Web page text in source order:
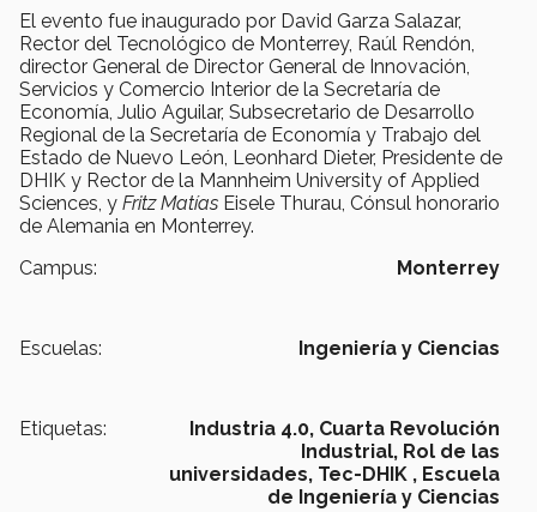
El evento fue inaugurado por David Garza Salazar,
Rector del Tecnológico de Monterrey, Raúl Rendón,
director General de Director General de Innovación,
Servicios y Comercio Interior de la Secretaría de
Economía, Julio Aguilar, Subsecretario de Desarrollo
Regional de la Secretaría de Economía y Trabajo del
Estado de Nuevo León, Leonhard Dieter, Presidente de
DHIK y Rector de la Mannheim University of Applied
Sciences, y Fritz Matías Eisele Thurau, Cónsul honorario
de Alemania en Monterrey.
Campus:
Monterrey
Escuelas: Ingeniería y Ciencias
Etiquetas: Industria 4.0, Cuarta Revolución
Industrial, Rol de las
universidades, Tec-DHIK , Escuela
de Ingeniería y Ciencias